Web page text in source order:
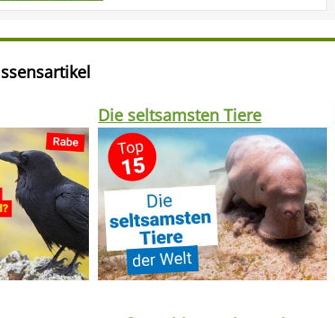
Die seltsamsten Tiere